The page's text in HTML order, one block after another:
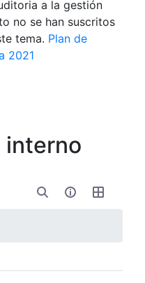
a la gestión
no se han suscritos
tema. Plan de
2021
interno